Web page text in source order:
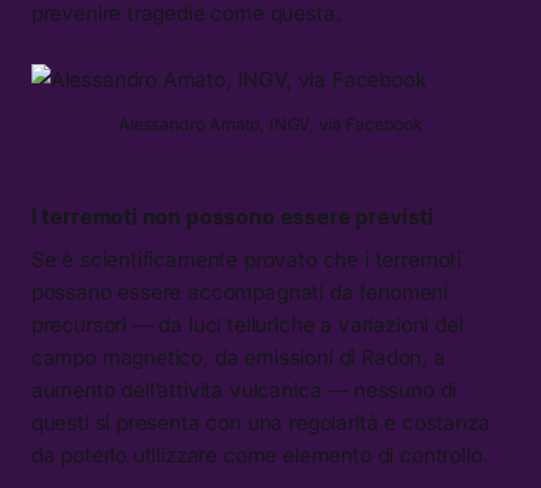
prevenire tragedie come questa.
Alessandro Amato, INGV, via Facebook
I terremoti non possono essere previsti
Se è scientificamente provato che i terremoti
possano essere accompagnati da fenomeni
precursori — da luci telluriche a variazioni del
campo magnetico, da emissioni di Radon, a
aumento dell’attività vulcanica — nessuno di
questi si presenta con una regolarità e costanza
da poterlo utilizzare come elemento di controllo.